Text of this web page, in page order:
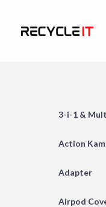
3-i-1 &
Action
Adapter
Airpod